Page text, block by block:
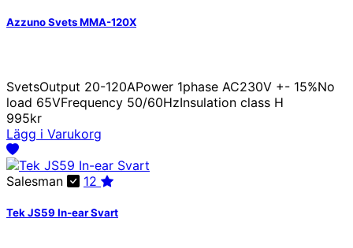
Azzuno Svets MMA-120X
SvetsOutput 20-120APower 1phase AC230V +- 15%No
load 65VFrequency 50/60HzInsulation class H
995kr
Lägg i Varukorg
Salesman 12
Tek JS59 In-ear Svart